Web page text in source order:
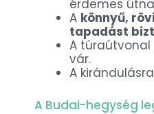
érdemes
A könnyű,
tapadást
A túraútvonal
vár.
A
A Budai-hegység